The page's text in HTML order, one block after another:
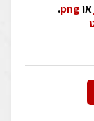
אוpng
.